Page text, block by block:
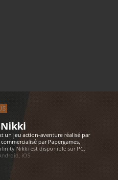
un jeu action-aventure réalisé par
par Papergames,
Nikki est disponible sur PC,
iOS